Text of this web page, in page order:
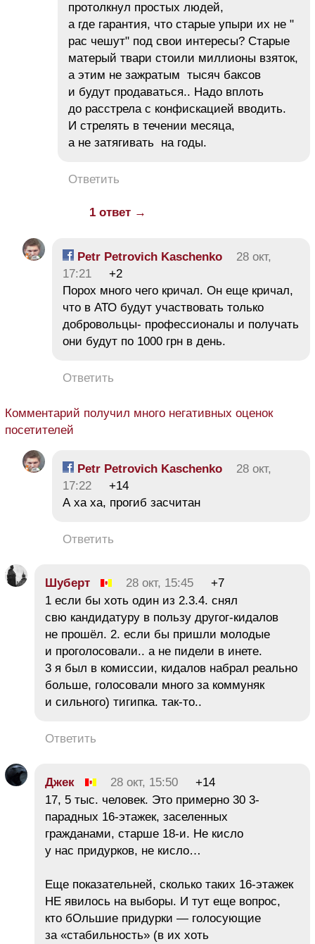
протолкнул простых людей,
а где гарантия, что старые упыри их не "
рас чешут" под свои интересы? Старые
матерый твари стоили миллионы взяток,
а этим не зажратым тысяч баксов
и будут продаваться.. Надо вплоть
до расстрела с конфискацией вводить.
И стрелять в течении месяца,
а не затягивать на годы.
Ответить
1 ответ →
Petr Petrovich Kaschenko
28 окт,
17:21
+2
Порох много чего кричал. Он еще кричал,
что в АТО будут участвовать только
добровольцы- профессионалы и получать
они будут по 1000 грн в день.
Ответить
Комментарий получил много негативных оценок
посетителей
Petr Petrovich Kaschenko
28 окт,
17:22
+14
А ха ха, прогиб засчитан
Ответить
Шуберт 28 окт, 15:45
+7
1 если бы хоть один из 2.3.4. снял
свю кандидатуру в пользу другог-кидалов
не прошёл. 2. если бы пришли молодые
и проголосовали.. а не пидели в инете.
3 я был в комиссии, кидалов набрал реально
больше, голосовали много за коммуняк
и сильного) тигипка. так-то..
Ответить
Джек 28 окт, 15:50
+14
17, 5 тыс. человек. Это примерно 30 3-
парадных 16-этажек, заселенных
гражданами, старше 18-и. Не кисло
у нас придурков, не кисло…
Еще показательней, сколько таких 16-этажек
НЕ явилось на выборы. И тут еще вопрос,
кто бОльшие придурки — голосующие
за «стабильность» (в их хоть